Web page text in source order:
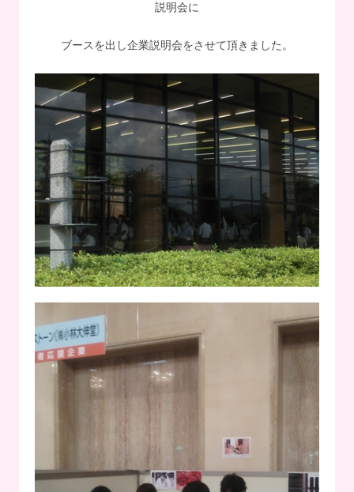
説明会に
ブースを出し企業説明会をさせて頂きました。